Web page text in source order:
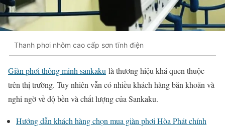
Thanh phơi nhôm cao cấp sơn tĩnh điện
Giàn phơi thông minh sankaku là thương hiệu khá quen thuộc
trên thị trường. Tuy nhiên vẫn có nhiều khách hàng băn khoăn và
nghi ngờ về độ bền và chất lượng của Sankaku.
Hướng dẫn khách hàng chọn mua giàn phơi Hòa Phát chính